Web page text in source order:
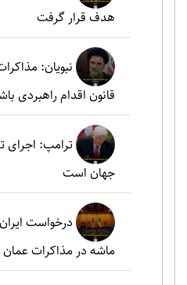
هدف قرار گرفت
نبویان:
قانون اقدام راهبردی
ترامپ: اجرای
جهان است
درخواست
ماشه در مذاکرات عمان